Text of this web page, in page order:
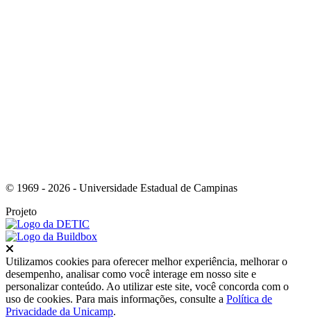
© 1969 - 2026 - Universidade Estadual de Campinas
Projeto
Utilizamos cookies para oferecer melhor experiência, melhorar o
desempenho, analisar como você interage em nosso site e
personalizar conteúdo. Ao utilizar este site, você concorda com o
uso de cookies. Para mais informações, consulte a Política de
Privacidade da Unicamp.